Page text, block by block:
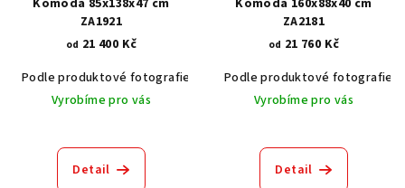
Komoda 85x138x47 cm
ZA1921
od 21 400 Kč
Podle produktové fotografie
Akát vintage BT1551
Dub světlý
Vyrobíme pro vás
Detail
Komoda 160x88x40 cm
ZA2181
od 21 760 Kč
Podle produktové fotografie
Vyrobíme pro vás
Detail